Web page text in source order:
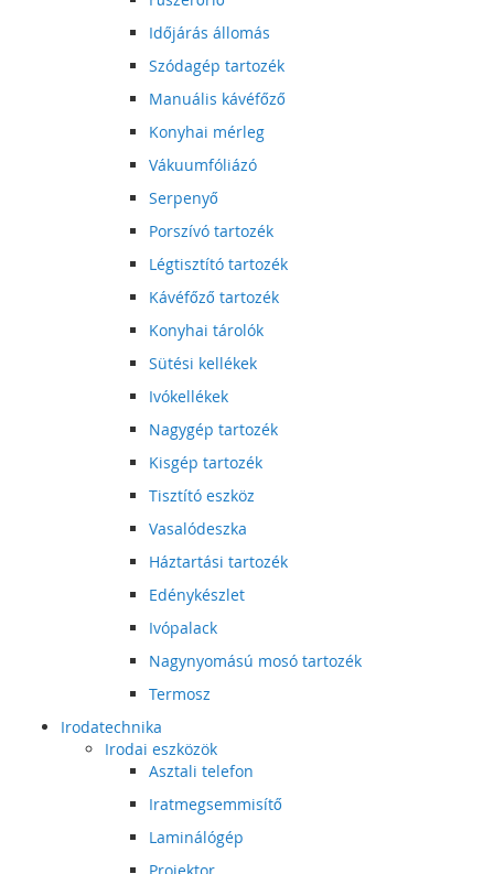
Időjárás állomás
Szódagép tartozék
Manuális kávéfőző
Konyhai mérleg
Vákuumfóliázó
Serpenyő
Porszívó tartozék
Légtisztító tartozék
Kávéfőző tartozék
Konyhai tárolók
Sütési kellékek
Ivókellékek
Nagygép tartozék
Kisgép tartozék
Tisztító eszköz
Vasalódeszka
Háztartási tartozék
Edénykészlet
Ivópalack
Nagynyomású mosó tartozék
Termosz
Irodatechnika
Irodai eszközök
Asztali telefon
Iratmegsemmisítő
Laminálógép